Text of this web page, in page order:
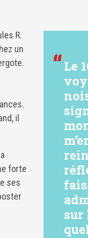
Le
sur
R.
un
il
forte
ses